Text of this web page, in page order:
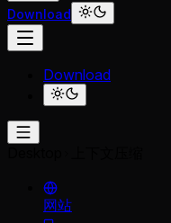
Download
Download
网站